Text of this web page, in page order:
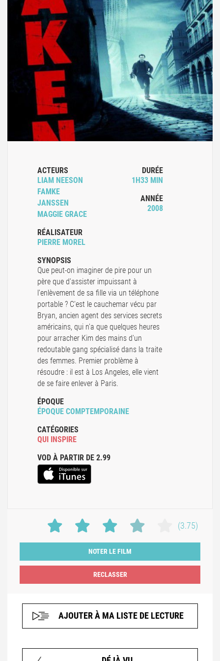
ACTEURS
LIAM NEESON
FAMKE
JANSSEN
MAGGIE GRACE
RÉALISATEUR
PIERRE MOREL
DURÉE
1H33 MIN
ANNÉE
2008
SYNOPSIS
Que peut-on imaginer de pire pour un
père que d'assister impuissant à
l'enlèvement de sa fille via un téléphone
portable ? C'est le cauchemar vécu par
Bryan, ancien agent des services secrets
américains, qui n'a que quelques heures
pour arracher Kim des mains d'un
redoutable gang spécialisé dans la traite
des femmes. Premier problème à
résoudre : il est à Los Angeles, elle vient
de se faire enlever à Paris.
ÉPOQUE
ÉPOQUE COMPTEMPORAINE
CATÉGORIES
QUI INSPIRE
VOD À PARTIR DE 2.99
(3.75)
NOTER LE FILM
AJOUTER À MA LISTE DE LECTURE